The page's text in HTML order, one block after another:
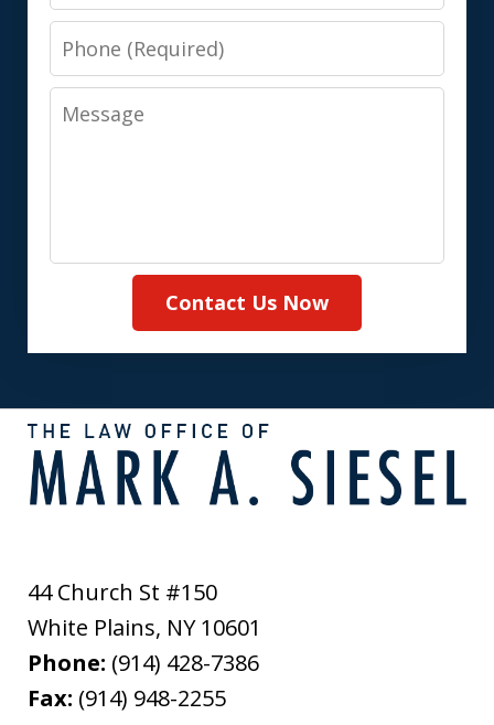
Phone
Message
Contact Us Now
44 Church St #150
White Plains, NY 10601
Phone: (914) 428-7386
Fax: (914) 948-2255